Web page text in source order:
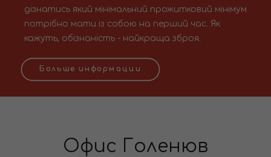
дізнатись який мінімальний прожитковий мінімум
потрібно мати із собою на перший час. Як
кажуть, обізнаність - найкраща зброя.
Больше информации
Офис Голенюв